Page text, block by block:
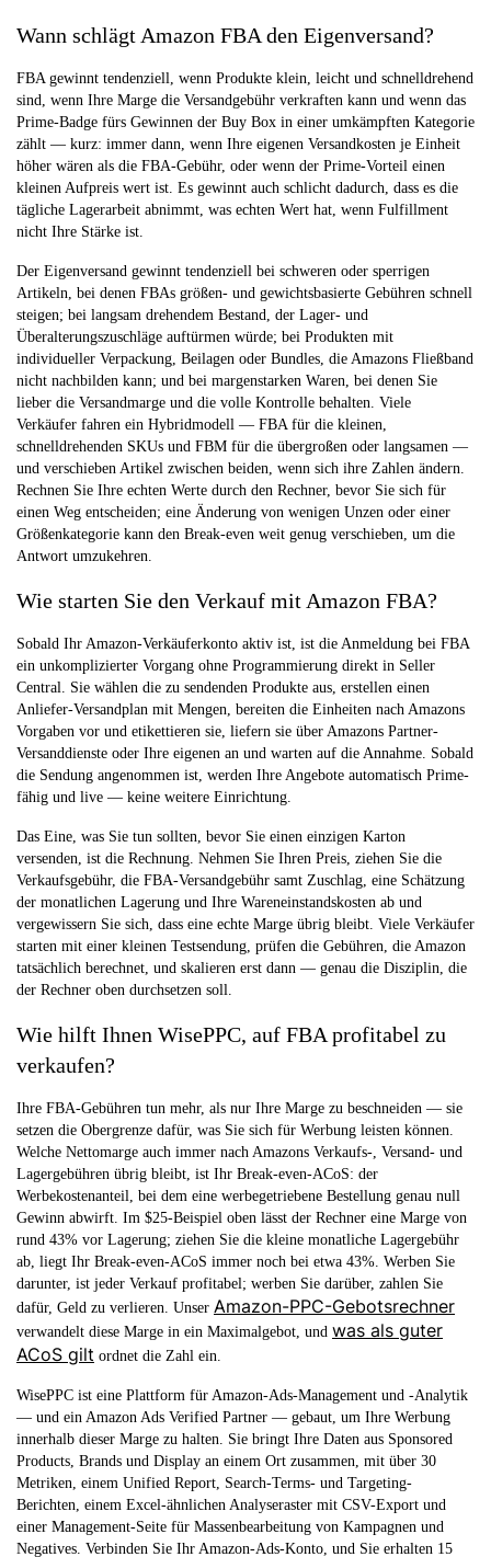
Wann schlägt Amazon FBA den Eigenversand?
FBA gewinnt tendenziell, wenn Produkte klein, leicht und schnelldrehend
sind, wenn Ihre Marge die Versandgebühr verkraften kann und wenn das
Prime-Badge fürs Gewinnen der Buy Box in einer umkämpften Kategorie
zählt — kurz: immer dann, wenn Ihre eigenen Versandkosten je Einheit
höher wären als die FBA-Gebühr, oder wenn der Prime-Vorteil einen
kleinen Aufpreis wert ist. Es gewinnt auch schlicht dadurch, dass es die
tägliche Lagerarbeit abnimmt, was echten Wert hat, wenn Fulfillment
nicht Ihre Stärke ist.
Der Eigenversand gewinnt tendenziell bei schweren oder sperrigen
Artikeln, bei denen FBAs größen- und gewichtsbasierte Gebühren schnell
steigen; bei langsam drehendem Bestand, der Lager- und
Überalterungszuschläge auftürmen würde; bei Produkten mit
individueller Verpackung, Beilagen oder Bundles, die Amazons Fließband
nicht nachbilden kann; und bei margenstarken Waren, bei denen Sie
lieber die Versandmarge und die volle Kontrolle behalten. Viele
Verkäufer fahren ein Hybridmodell — FBA für die kleinen,
schnelldrehenden SKUs und FBM für die übergroßen oder langsamen —
und verschieben Artikel zwischen beiden, wenn sich ihre Zahlen ändern.
Rechnen Sie Ihre echten Werte durch den Rechner, bevor Sie sich für
einen Weg entscheiden; eine Änderung von wenigen Unzen oder einer
Größenkategorie kann den Break-even weit genug verschieben, um die
Antwort umzukehren.
Wie starten Sie den Verkauf mit Amazon FBA?
Sobald Ihr Amazon-Verkäuferkonto aktiv ist, ist die Anmeldung bei FBA
ein unkomplizierter Vorgang ohne Programmierung direkt in Seller
Central. Sie wählen die zu sendenden Produkte aus, erstellen einen
Anliefer-Versandplan mit Mengen, bereiten die Einheiten nach Amazons
Vorgaben vor und etikettieren sie, liefern sie über Amazons Partner-
Versanddienste oder Ihre eigenen an und warten auf die Annahme. Sobald
die Sendung angenommen ist, werden Ihre Angebote automatisch Prime-
fähig und live — keine weitere Einrichtung.
Das Eine, was Sie tun sollten, bevor Sie einen einzigen Karton
versenden, ist die Rechnung. Nehmen Sie Ihren Preis, ziehen Sie die
Verkaufsgebühr, die FBA-Versandgebühr samt Zuschlag, eine Schätzung
der monatlichen Lagerung und Ihre Wareneinstandskosten ab und
vergewissern Sie sich, dass eine echte Marge übrig bleibt. Viele Verkäufer
starten mit einer kleinen Testsendung, prüfen die Gebühren, die Amazon
tatsächlich berechnet, und skalieren erst dann — genau die Disziplin, die
der Rechner oben durchsetzen soll.
Wie hilft Ihnen WisePPC, auf FBA profitabel zu
verkaufen?
Ihre FBA-Gebühren tun mehr, als nur Ihre Marge zu beschneiden — sie
setzen die Obergrenze dafür, was Sie sich für Werbung leisten können.
Welche Nettomarge auch immer nach Amazons Verkaufs-, Versand- und
Lagergebühren übrig bleibt, ist Ihr Break-even-ACoS: der
Werbekostenanteil, bei dem eine werbegetriebene Bestellung genau null
Gewinn abwirft. Im $25-Beispiel oben lässt der Rechner eine Marge von
rund 43% vor Lagerung; ziehen Sie die kleine monatliche Lagergebühr
ab, liegt Ihr Break-even-ACoS immer noch bei etwa 43%. Werben Sie
darunter, ist jeder Verkauf profitabel; werben Sie darüber, zahlen Sie
dafür, Geld zu verlieren. Unser Amazon-PPC-Gebotsrechner
verwandelt diese Marge in ein Maximalgebot, und was als guter
ACoS gilt ordnet die Zahl ein.
WisePPC ist eine Plattform für Amazon-Ads-Management und -Analytik
— und ein Amazon Ads Verified Partner — gebaut, um Ihre Werbung
innerhalb dieser Marge zu halten. Sie bringt Ihre Daten aus Sponsored
Products, Brands und Display an einem Ort zusammen, mit über 30
Metriken, einem Unified Report, Search-Terms- und Targeting-
Berichten, einem Excel-ähnlichen Analyseraster mit CSV-Export und
einer Management-Seite für Massenbearbeitung von Kampagnen und
Negatives. Verbinden Sie Ihr Amazon-Ads-Konto, und Sie erhalten 15